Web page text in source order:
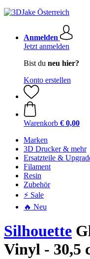
Anmelden
Jetzt anmelden
Bist du neu hier?
Konto erstellen
Warenkorb € 0,00
Marken
3D Drucker & mehr
Ersatzteile &
Filament
Resin
Zubehör
⚡ Sale
🔥 Neu
Silhouette
Vinyl - 30,5